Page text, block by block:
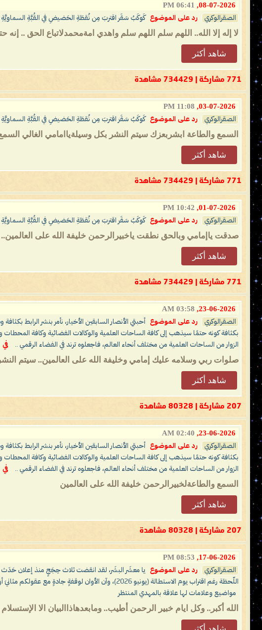
08-07-2026,
06:41 PM
الصقرالوكري رد على الموضوع كَوكَبُ سَقَر اقتربَ مِن نُقطَةِ الحَضيضِ في القُبَّةِ السماويَّةِ
لا إله إلا الله.. اللهم سلم اللهم سلم واهدي امةمحمدلاتباع الحق ..
شاهد أكثر
771 مشاركة | 734429 مشاهدة
03-07-2026,
11:08 PM
الصقرالوكري رد على الموضوع كَوكَبُ سَقَر اقتربَ مِن نُقطَةِ الحَضيضِ في القُبَّةِ السماويَّةِ
السمع والطاعة ابشربعزك سيتم النشر بكل وسيلةياامامي الغالي
شاهد أكثر
771 مشاركة | 734429 مشاهدة
01-07-2026,
10:42 PM
الصقرالوكري رد على الموضوع كَوكَبُ سَقَر اقتربَ مِن نُقطَةِ الحَضيضِ في القُبَّةِ السماويَّةِ
صدقت ياإمامي وبالحق نطقت ياخبيرالرحمن خليفة الله على
شاهد أكثر
771 مشاركة | 734429 مشاهدة
23-06-2026,
03:58 AM
الصقرالوكري رد على الموضوع
أحبتي الأنصار السابقين الأخيار، نأمر بنشر الرابط
بكثافة كونه حتمًا سيذهب إلى كافة الساحات العلمية والوكالات الفضائية وكافة
الزوار من الساحات العلمية من مختلف أنحاء العالم، فاجعلوه ترند في الفضاء الرقمي ..
في
صلوات ربي وسلامه عليك إمامي وخليفة الله على العالمين.. سيتم
شاهد أكثر
207 مشاركة | 80328 مشاهدة
23-06-2026,
02:40 AM
الصقرالوكري رد على الموضوع
أحبتي الأنصار السابقين الأخيار، نأمر بنشر الرابط
بكثافة كونه حتمًا سيذهب إلى كافة الساحات العلمية والوكالات الفضائية وكافة
الزوار من الساحات العلمية من مختلف أنحاء العالم، فاجعلوه ترند في الفضاء الرقمي ..
في
السمع والطاعةلخبيرالرحمن خليفة الله على العالمين
شاهد أكثر
207 مشاركة | 80328 مشاهدة
17-06-2026,
08:53 PM
الصقرالوكري رد على الموضوع
اللّحظة رغم اقتراب يوم الاستطالة (يونيو 2026)، وآن الأوان لوقفةٍ جادةٍ مع عقولكم مثانيَ أو فرادى ثم تتفكَّروا أصدقَ الإمامُ المهديّ ناصر محمد اليماني أم كان من الكاذِبين؟! وكلّ عامٍ وأنتم طَيِّبون وعلى الحَقِّ ثابِتون إلى يَوم الدِّين ..
مواضيع وعلامات لها علاقة بالمهدي المنتظر
الله أكبر.. وكل ايام خبير الرحمن أطيب.. ومابعدهاذاالبيان الا